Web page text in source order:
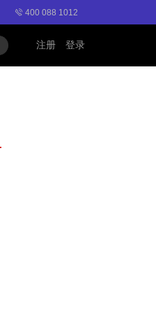
400 088 1012
注册 登录